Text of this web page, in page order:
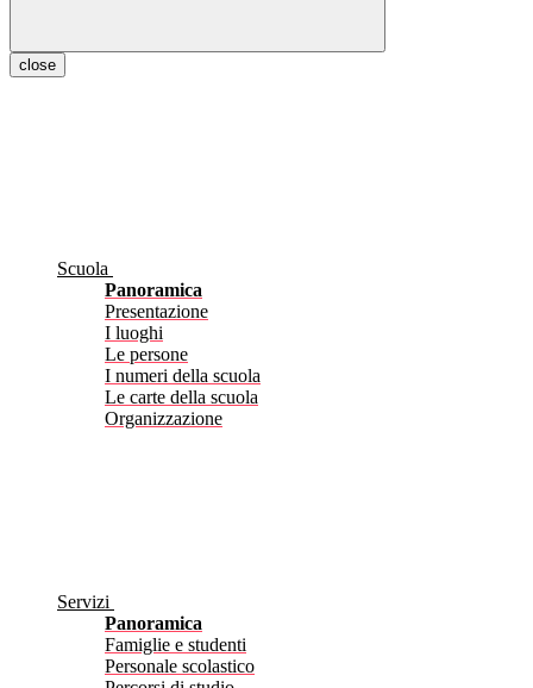
close
Scuola
Panoramica
Presentazione
I luoghi
Le persone
I numeri della scuola
Le carte della scuola
Organizzazione
Servizi
Panoramica
Famiglie e studenti
Personale scolastico